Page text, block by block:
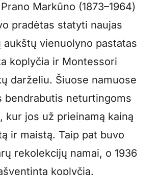
Markūno (1873–1964)
pradėtas statyti naujas
vienuolyno pastatas
koplyčia ir Montessori
darželiu. Šiuose namuose
bendrabutis neturtingoms
kur jos už prieinamą kainą
ir maistą. Taip pat buvo
rekolekcijų namai, o 1936
koplyčia.